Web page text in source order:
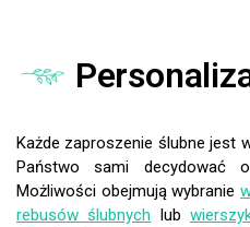
Każde zaproszenie ślubne jest
Państwo sami decydować
Możliwości obejmują wybranie
rebusów ślubnych lub